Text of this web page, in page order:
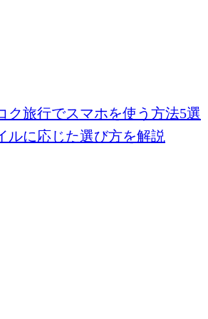
ク旅行でスマホを使う方法5選
ルに応じた選び方を解説